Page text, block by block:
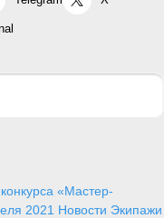
«Мастер-
2021 Новости Экипажи